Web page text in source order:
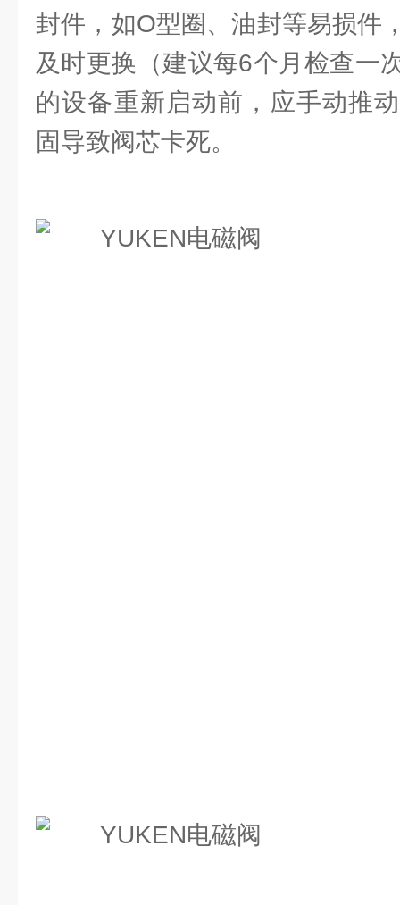
封件，如O型圈、油封等易损件
及时更换（建议每6个月检查一
的设备重新启动前，应手动推
固导致阀芯卡死。